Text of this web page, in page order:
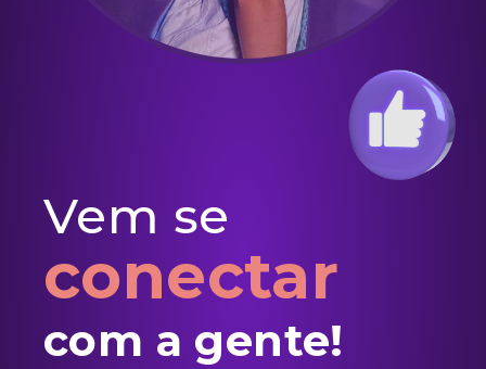
Vem se
conectar
com a gente!